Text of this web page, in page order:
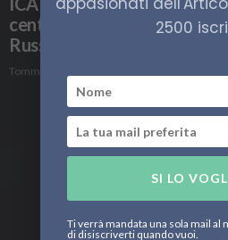
centrale per la posizione
Russia”
Tommaso Bontempi
2500
SI LO
Ti verrà mandata una sola mail al
di disiscriverti quando vuoi.